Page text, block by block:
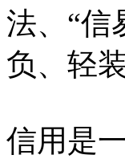
法、“信
负、轻
信用是